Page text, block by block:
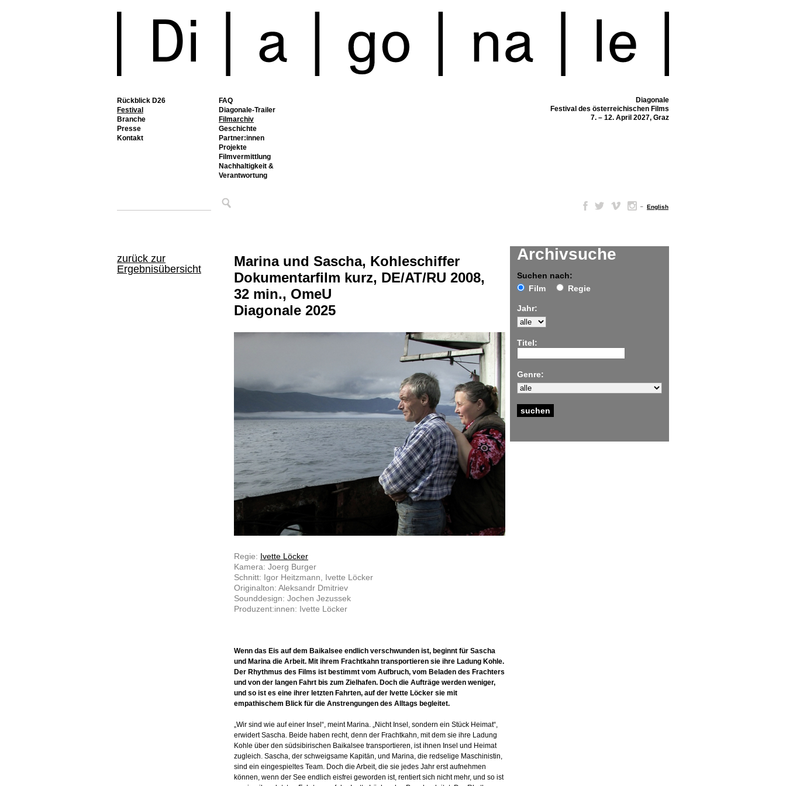
Rückblick D26
Festival
FAQ
Diagonale-Trailer
Filmarchiv
Geschichte
Partner:innen
Projekte
Filmvermittlung
Nachhaltigkeit &
Verantwortung
Branche
Presse
Kontakt
Diagonale
Festival des österreichischen Films
7. – 12. April 2027, Graz
– English
zurück zur
Ergebnisübersicht
Archivsuche
Suchen nach:
Film
Regie
Jahr:
Titel:
Genre:
Marina und Sascha, Kohleschiffer
Dokumentarfilm kurz, DE/AT/RU 2008,
32 min., OmeU
Diagonale 2025
Regie: Ivette Löcker
Kamera: Joerg Burger
Schnitt: Igor Heitzmann, Ivette Löcker
Originalton: Aleksandr Dmitriev
Sounddesign: Jochen Jezussek
Produzent:innen: Ivette Löcker
Wenn das Eis auf dem Baikalsee endlich verschwunden ist, beginnt für Sascha
und Marina die Arbeit. Mit ihrem Frachtkahn transportieren sie ihre Ladung Kohle.
Der Rhythmus des Films ist bestimmt vom Aufbruch, vom Beladen des Frachters
und von der langen Fahrt bis zum Zielhafen. Doch die Aufträge werden weniger,
und so ist es eine ihrer letzten Fahrten, auf der Ivette Löcker sie mit
empathischem Blick für die Anstrengungen des Alltags begleitet.
„Wir sind wie auf einer Insel“, meint Marina. „Nicht Insel, sondern ein Stück Heimat“,
erwidert Sascha. Beide haben recht, denn der Frachtkahn, mit dem sie ihre Ladung
Kohle über den südsibirischen Baikalsee transportieren, ist ihnen Insel und Heimat
zugleich. Sascha, der schweigsame Kapitän, und Marina, die redselige Maschinistin,
sind ein eingespieltes Team. Doch die Arbeit, die sie jedes Jahr erst aufnehmen
können, wenn der See endlich eisfrei geworden ist, rentiert sich nicht mehr, und so ist